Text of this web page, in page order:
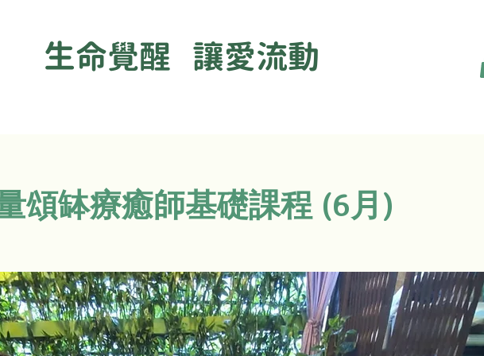
生命覺醒 讓愛流動
頌缽療癒師基礎課程 (6月)